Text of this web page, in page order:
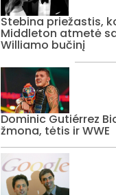
Stebina priežastis,
Middleton atmetė
Williamo bučinį
Dominic Gutiérrez
žmona, tėtis ir WWE